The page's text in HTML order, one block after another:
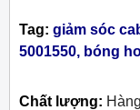
Tag: giảm sóc
5001550, bóng
Chất lượng: